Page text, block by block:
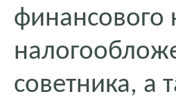
финансового
советника, а